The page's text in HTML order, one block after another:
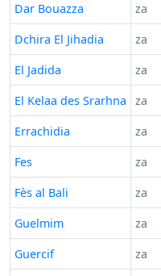
Dar Bouazza
za
Dchira El Jihadia
za
El Jadida
za
El Kelaa des Srarhna
za
Errachidia
za
Fes
za
Fès al Bali
za
Guelmim
za
Guercif
za